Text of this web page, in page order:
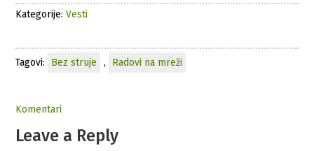
Kategorije:Vesti
Tagovi: Bez struje , Radovi na mreži
Komentari
Leave a Reply